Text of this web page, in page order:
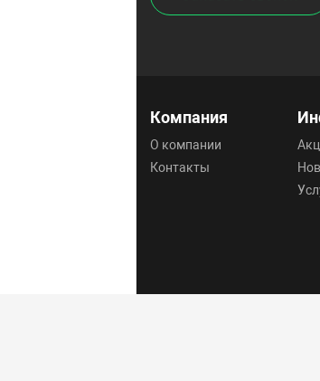
Компания
О компании
Контакты